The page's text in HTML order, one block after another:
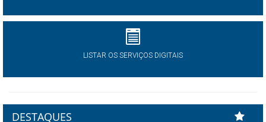
LISTAR OS SERVIÇOS DIGITAIS
DESTAQUES